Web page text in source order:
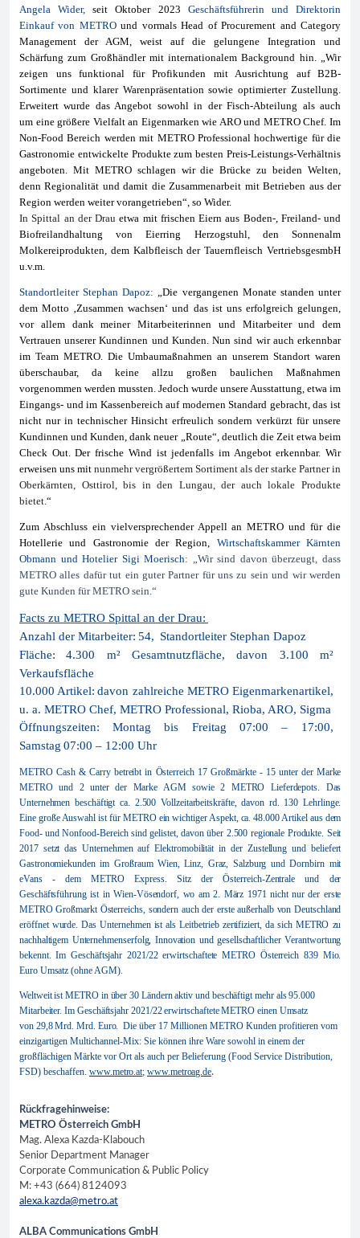
Angela Wider,seit Oktober 2023 Geschäftsführerin und Direktorin
Einkauf von METRO und vormals Head of Procurement and Category
Management der AGM,
weist auf die gelungene Integration und
Schärfung zum Großhändler mit internationalem Background hin. „Wir
zeigen uns funktional für Profikunden mit Ausrichtung auf B2B-
Sortimente und klarer Warenpräsentation sowie optimierter Zustellung.
Erweitert wurde das Angebot sowohl in der Fisch-Abteilung als auch
um eine größere Vielfalt an Eigenmarken wie ARO und METRO Chef. Im
Non-Food Bereich werden mit METRO Professional hochwertige für die
Gastronomie entwickelte Produkte zum besten Preis-Leistungs-Verhältnis
angeboten. Mit METRO schlagen wir die Brücke zu beiden Welten,
denn Regionalität und damit die Zusammenarbeit mit Betrieben aus der
Region werden weiter vorangetrieben“, so Wider.
In Spittal an der Drau etwa mit frischen Eiern aus Boden-, Freiland- und
Biofreilandhaltung von Eierring Herzogstuhl, den Sonnenalm
Molkereiprodukten, dem Kalbfleisch der Tauernfleisch VertriebsgesmbH
u.v.m.
StandortleiterStephan Dapoz: „Die vergangenen Monate standen unter
dem Motto ‚Zusammen wachsen‘ und das ist uns erfolgreich gelungen,
vor allem dank meiner Mitarbeiterinnen und Mitarbeiter und dem
Vertrauen unserer Kundinnen und Kunden. Nun sind wir auch erkennbar
im Team METRO. Die Umbaumaßnahmen an unserem Standort waren
überschaubar, da keine allzu großen baulichen Maßnahmen
vorgenommen werden mussten. Jedoch wurde unsere Ausstattung, etwa im
Eingangs- und im Kassenbereich auf modernen Standard gebracht, das ist
nicht nur in technischer Hinsicht erfreulich sondern verkürzt für unsere
Kundinnen und Kunden, dank neuer „Route“, deutlich die Zeit etwa beim
Check Out. Der frische Wind ist jedenfalls im Angebot erkennbar. Wir
erweisen uns mit nunmehr vergrößertem Sortiment als der starke Partner in
Oberkärnten, Osttirol, bis in den Lungau, der auch lokale Produkte
bietet. “
Zum Abschluss ein vielversprechender Appell an METRO und für die
Hotellerie und Gastronomie der Region, Wirtschaftskammer Kärnten
Obmann und Hotelier Sigi Moerisch:
„Wir sind davon überzeugt, dass
METRO alles dafür tut ein guter Partner für uns zu sein und wir werden
gute Kunden für METRO sein.“
Facts zu METRO Spittal an der Drau:
Anzahl der Mitarbeiter: 54, Standortleiter Stephan Dapoz
Fläche:
4.300 m² Gesamtnutzfläche, davon 3.100 m²
Verkaufsfläche
10.000 Artikel: davon zahlreiche METRO Eigenmarkenartikel,
u. a. METRO Chef, METRO Professional, Rioba, ARO, Sigma
Öffnungszeiten:
Montag bis Freitag 07:00 – 17:00,
Samstag 07:00 – 12:00 Uhr
METRO Cash & Carry betreibt in Österreich 17 Großmärkte - 15 unter der Marke
METRO und 2 unter der Marke AGM sowie 2 METRO Lieferdepots. Das
Unternehmen beschäftigt ca.
2.500 Vollzeitarbeitskräfte, davon rd. 130 Lehrlinge.
Eine große Auswahl ist für METRO ein wichtiger Aspekt, ca. 48.000 Artikel aus dem
Food- und Nonfood-Bereich sind gelistet, davon über 2.500 regionale Produkte. Seit
2017 setzt das Unternehmen auf Elektromobilität in der Zustellung und beliefert
Gastronomiekunden im Großraum Wien, Linz, Graz, Salzburg und Dornbirn mit
eVans - dem METRO Express. Sitz der Österreich-Zentrale und der
Geschäftsführung ist in Wien-Vösendorf, wo am 2. März 1971 nicht nur der erste
METRO Großmarkt Österreichs, sondern auch der erste außerhalb von Deutschland
eröffnet wurde. Das Unternehmen ist als Leitbetrieb zertifiziert, da sich METRO zu
nachhaltigem Unternehmenserfolg, Innovation und gesellschaftlicher Verantwortung
bekennt. Im Geschäftsjahr 2021/22 erwirtschaftete METRO Österreich 839 Mio.
Euro Umsatz (ohne AGM).
Weltweit ist METRO in über 30 Ländern aktiv und beschäftigt mehr als 95.000
Mitarbeiter. Im Geschäftsjahr 2021/22 erwirtschaftete METRO einen Umsatz
von 29,8 Mrd. Mrd. Euro. Die über 17 Millionen METRO Kunden profitieren vom
einzigartigen Multichannel-Mix: Sie können ihre Ware sowohl in einem der
großflächigen Märkte vor Ort als auch per Belieferung (Food Service Distribution,
FSD) beschaffen. www.metro.at; www.metroag.de.
Rückfragehinweise:
METRO Österreich GmbH
Mag. Alexa Kazda-Klabouch
Senior Department Manager
Corporate Communication & Public Policy
M: +43 (664) 8124093
alexa.kazda@metro.at
ALBA Communications GmbH